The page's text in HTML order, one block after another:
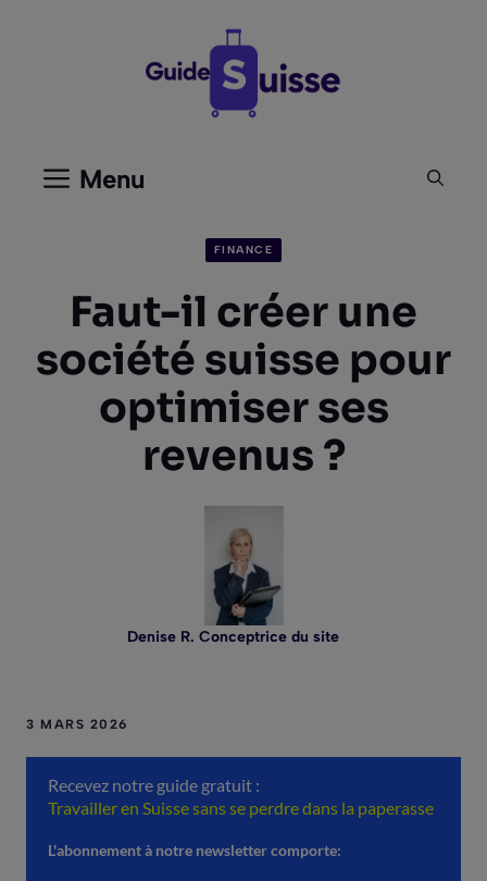
Menu
FINANCE
Faut-il créer une
société suisse pour
optimiser ses
revenus ?
Denise R. Conceptrice du site
3 MARS 2026